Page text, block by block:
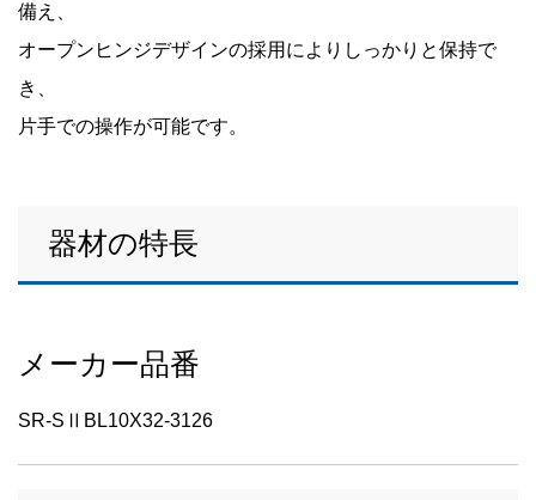
備え、
オープンヒンジデザインの採用によりしっかりと保持で
き、
片手での操作が可能です。
器材の特長
メーカー品番
SR-SⅡBL10X32-3126